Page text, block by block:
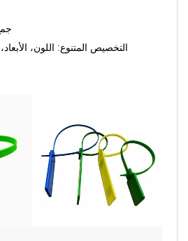
4.
5. التخصيص المتنوع: اللون،